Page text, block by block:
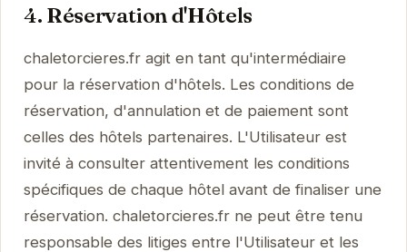
4. Réservation d'Hôtels
chaletorcieres.fr agit en tant qu'intermédiaire
pour la réservation d'hôtels. Les conditions de
réservation, d'annulation et de paiement sont
celles des hôtels partenaires. L'Utilisateur est
invité à consulter attentivement les conditions
spécifiques de chaque hôtel avant de finaliser une
réservation. chaletorcieres.fr ne peut être tenu
responsable des litiges entre l'Utilisateur et les